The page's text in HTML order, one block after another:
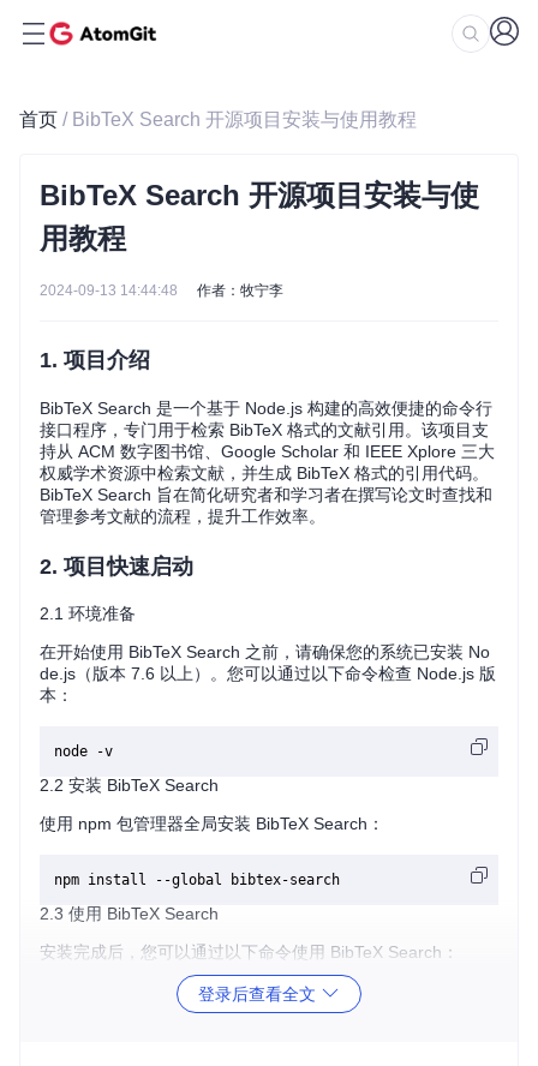
首页 / BibTeX Search 开源项目安装与使用教程
BibTeX Search 开源项目安装与使
用教程
2024-09-13 14:44:48 作者：牧宁李
1. 项目介绍
BibTeX Search 是一个基于 Node.js 构建的高效便捷的命令行
接口程序，专门用于检索 BibTeX 格式的文献引用。该项目支
持从 ACM 数字图书馆、Google Scholar 和 IEEE Xplore 三大
权威学术资源中检索文献，并生成 BibTeX 格式的引用代码。
BibTeX Search 旨在简化研究者和学习者在撰写论文时查找和
管理参考文献的流程，提升工作效率。
2. 项目快速启动
2.1 环境准备
在开始使用 BibTeX Search 之前，请确保您的系统已安装 No
de.js（版本 7.6 以上）。您可以通过以下命令检查 Node.js 版
本：
2.2 安装 BibTeX Search
使用 npm 包管理器全局安装 BibTeX Search：
2.3 使用 BibTeX Search
安装完成后，您可以通过以下命令使用 BibTeX Search：
登录后查看全文